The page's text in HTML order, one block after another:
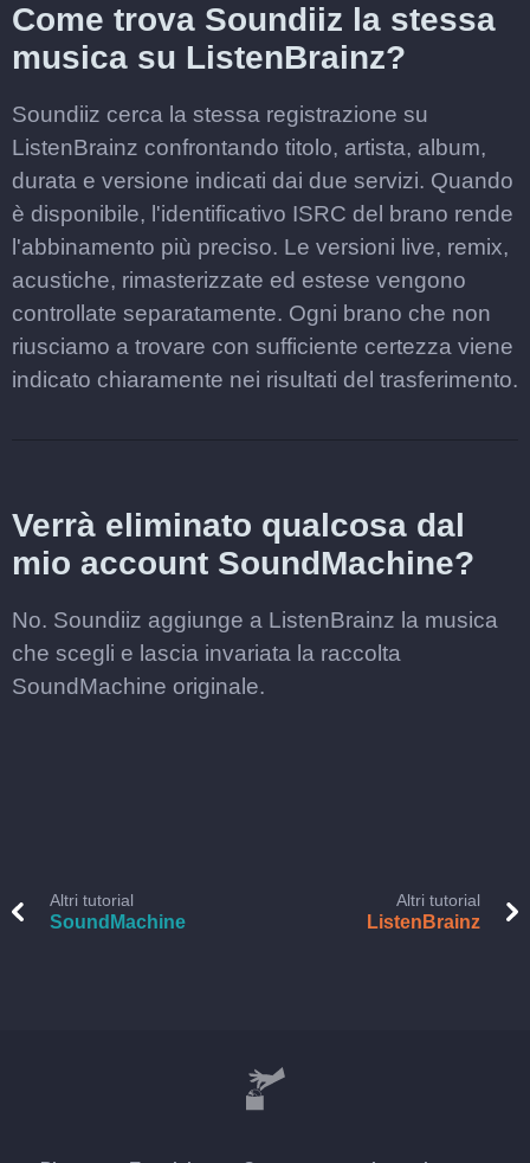
Come trova Soundiiz la stessa
musica su ListenBrainz?
Soundiiz cerca la stessa registrazione su
ListenBrainz confrontando titolo, artista, album,
durata e versione indicati dai due servizi. Quando
è disponibile, l'identificativo ISRC del brano rende
l'abbinamento più preciso. Le versioni live, remix,
acustiche, rimasterizzate ed estese vengono
controllate separatamente. Ogni brano che non
riusciamo a trovare con sufficiente certezza viene
indicato chiaramente nei risultati del trasferimento.
Verrà eliminato qualcosa dal
mio account SoundMachine?
No. Soundiiz aggiunge a ListenBrainz la musica
che scegli e lascia invariata la raccolta
SoundMachine originale.
Altri tutorial
SoundMachine
Altri tutorial
ListenBrainz